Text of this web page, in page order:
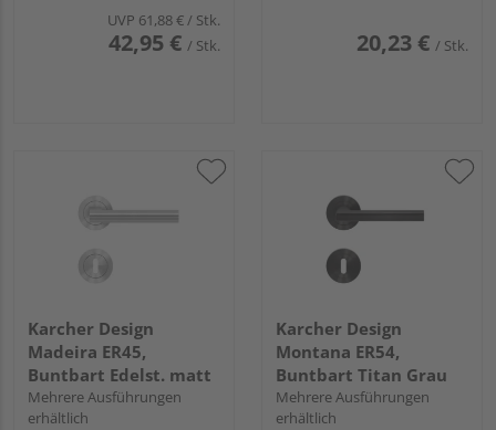
UVP 61,88 €/ Stk.
42,95 € / Stk. 20,23 € / Stk.
Karcher Design
Madeira ER45,
Buntbart Edelst. matt
Mehrere Ausführungen
erhältlich
Karcher Design
Montana ER54,
Buntbart Titan Grau
Mehrere Ausführungen
erhältlich